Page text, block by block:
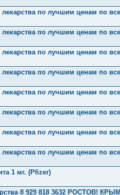
по лучшим ценам по
по лучшим ценам по
по лучшим ценам по
по лучшим ценам по
по лучшим ценам по
по лучшим ценам по
по лучшим ценам по
по лучшим ценам по
1 мг. (Pfizer)
8 929 818 3632 РОСТОВ!